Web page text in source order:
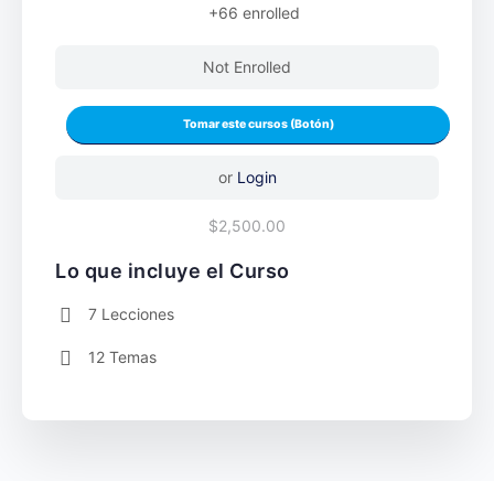
+66 enrolled
Not Enrolled
or Login
$2,500.00
Lo que incluye el Curso
7 Lecciones
12 Temas